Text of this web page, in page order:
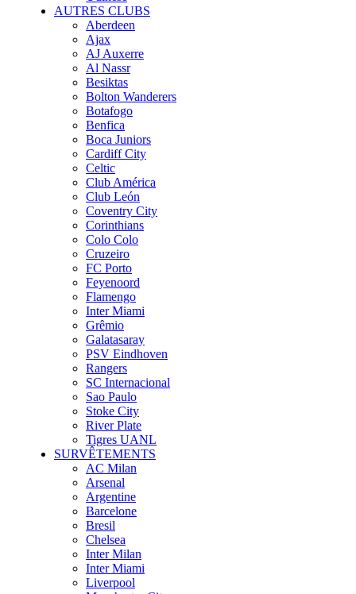
AUTRES CLUBS
Aberdeen
Ajax
AJ Auxerre
Al Nassr
Besiktas
Bolton Wanderers
Botafogo
Benfica
Boca Juniors
Cardiff City
Celtic
Club América
Club León
Coventry City
Corinthians
Colo Colo
Cruzeiro
FC Porto
Feyenoord
Flamengo
Inter Miami
Grêmio
Galatasaray
PSV Eindhoven
Rangers
SC Internacional
Sao Paulo
Stoke City
River Plate
Tigres UANL
SURVÊTEMENTS
AC Milan
Arsenal
Argentine
Barcelone
Bresil
Chelsea
Inter Milan
Inter Miami
Liverpool